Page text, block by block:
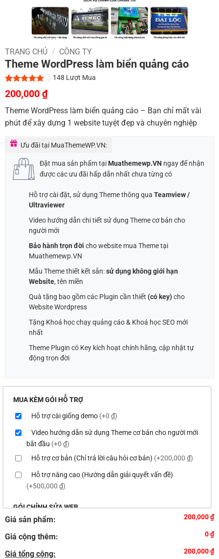
TRANG CHỦ / CÔNG TY
Theme WordPress làm biển quảng cáo
5.00trên 5
dựa trên
1
148 Lượt Mua
Giá
gốc
là:
900,000 ₫.
200,000 ₫Giá
hiện
tại
là:
200,000 ₫.
Theme WordPress làm biển quảng cáo – Bạn chỉ mất vài
phút để xây dựng 1 website tuyệt đẹp và chuyên nghiệp
Ưu đãi tại MuaThemeWP.VN:
Đặt mua sản phẩm tại Muathemewp.VN ngay để nhận
được các ưu đãi hấp dẫn nhất chưa từng có
Hỗ trợ cài đặt, sử dụng Theme thông qua Teamview /
Ultraviewer
Video hướng dẫn chi tiết sử dụng Theme cơ bản cho
người mới
Bảo hành trọn đời cho website mua Theme tại
Muathemewp.VN
Mẫu Theme thiết kết sẵn:sử dụng không giới hạn
Website, tên miền
Quà tặng bao gồm các Plugin cần thiết (có key)cho
Website Wordpress
Tặng Khoá học chạy quảng cáo & Khoá học SEO mới
nhất
Theme Plugin có Key kích hoạt chính hãng, cập nhật tự
động trọn đời
MUA KÈM GÓI HỖ TRỢ
Hỗ trợ cài giống demo (+0 ₫)
Video hướng dẫn sử dụng Theme cơ bản cho người mới
bắt đầu (+0 ₫)
Hỗ trợ cơ bản (Chỉ trả lời câu hỏi cơ bản) (+200,000 ₫)
Hỗ trợ nâng cao (Hướng dẫn giải quyết vấn đề)
(+500,000 ₫)
GÓI CHỈNH SỬA WEB
Thay logo & thông tin doanh nghiệp
Đổi màu chủ đạo của theme theo tông màu của logo
(+200,000 ₫)
Giá sản phẩm: 200,000 ₫
Giá cộng thêm: 0 ₫
Giá tổng cộng: 200,000 ₫